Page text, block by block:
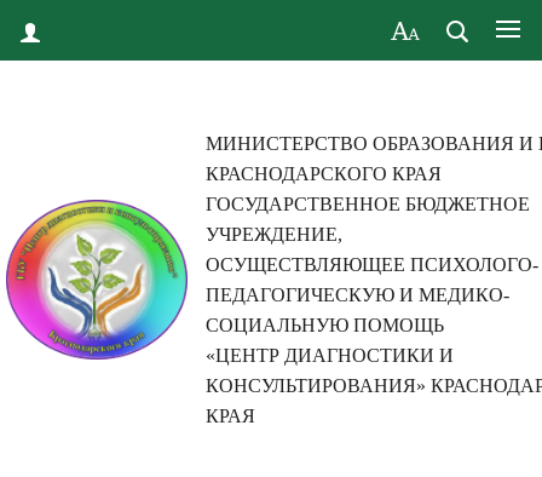
МИНИСТЕРСТВО ОБРАЗОВАНИЯ И
КРАСНОДАРСКОГО КРАЯ
ГОСУДАРСТВЕННОЕ БЮДЖЕТНОЕ
УЧРЕЖДЕНИЕ,
ОСУЩЕСТВЛЯЮЩЕЕ ПСИХОЛОГО-
ПЕДАГОГИЧЕСКУЮ И МЕДИКО-
СОЦИАЛЬНУЮ ПОМОЩЬ
«ЦЕНТР ДИАГНОСТИКИ И
КОНСУЛЬТИРОВАНИЯ»
КРАЯ